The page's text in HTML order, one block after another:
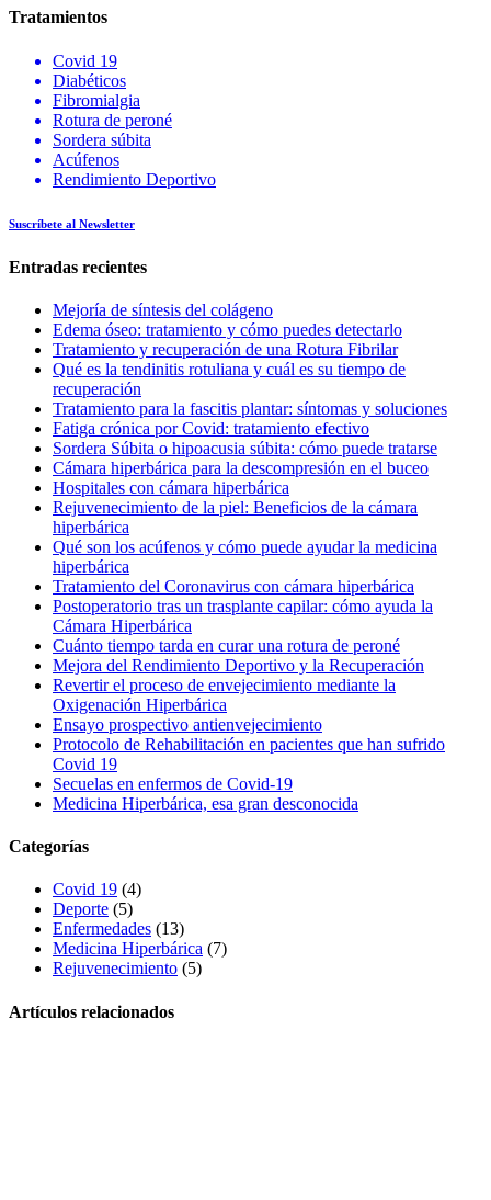
Tratamientos
Covid 19
Diabéticos
Fibromialgia
Rotura de peroné
Sordera súbita
Acúfenos
Rendimiento Deportivo
Suscríbete al Newsletter
Entradas recientes
Mejoría de síntesis del colágeno
Edema óseo: tratamiento y cómo puedes detectarlo
Tratamiento y recuperación de una Rotura Fibrilar
Qué es la tendinitis rotuliana y cuál es su tiempo de
recuperación
Tratamiento para la fascitis plantar: síntomas y soluciones
Fatiga crónica por Covid: tratamiento efectivo
Sordera Súbita o hipoacusia súbita: cómo puede tratarse
Cámara hiperbárica para la descompresión en el buceo
Hospitales con cámara hiperbárica
Rejuvenecimiento de la piel: Beneficios de la cámara
hiperbárica
Qué son los acúfenos y cómo puede ayudar la medicina
hiperbárica
Tratamiento del Coronavirus con cámara hiperbárica
Postoperatorio tras un trasplante capilar: cómo ayuda la
Cámara Hiperbárica
Cuánto tiempo tarda en curar una rotura de peroné
Mejora del Rendimiento Deportivo y la Recuperación
Revertir el proceso de envejecimiento mediante la
Oxigenación Hiperbárica
Ensayo prospectivo antienvejecimiento
Protocolo de Rehabilitación en pacientes que han sufrido
Covid 19
Secuelas en enfermos de Covid-19
Medicina Hiperbárica, esa gran desconocida
Categorías
Covid 19 (4)
Deporte (5)
Enfermedades (13)
Medicina Hiperbárica (7)
Rejuvenecimiento (5)
Artículos relacionados